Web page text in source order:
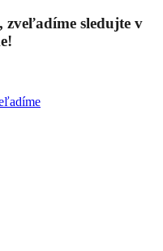
zveľadíme sledujte v